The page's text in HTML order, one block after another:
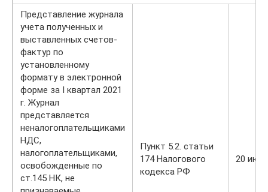
Представление журнала
учета полученных и
выставленных счетов-
фактур по
установленному
формату в электронной
форме за I квартал 2021
г. Журнал
представляется
неналогоплательщиками
НДС,
налогоплательщиками,
освобожденные по
ст.145 НК, не
Пункт 5.2. статьи
174 Налогового
кодекса РФ
20